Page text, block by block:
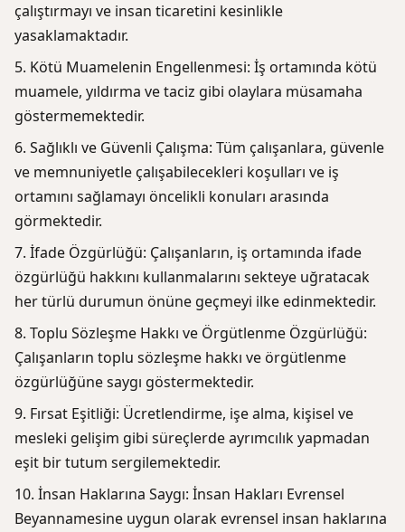
çalıştırmayı ve insan ticaretini kesinlikle
yasaklamaktadır.
Kötü Muamelenin Engellenmesi: İş ortamında kötü
muamele, yıldırma ve taciz gibi olaylara müsamaha
göstermemektedir.
Sağlıklı ve Güvenli Çalışma: Tüm çalışanlara, güvenle
ve memnuniyetle çalışabilecekleri koşulları ve iş
ortamını sağlamayı öncelikli konuları arasında
görmektedir.
İfade Özgürlüğü: Çalışanların, iş ortamında ifade
özgürlüğü hakkını kullanmalarını sekteye uğratacak
her türlü durumun önüne geçmeyi ilke edinmektedir.
Toplu Sözleşme Hakkı ve Örgütlenme Özgürlüğü:
Çalışanların toplu sözleşme hakkı ve örgütlenme
özgürlüğüne saygı göstermektedir.
Fırsat Eşitliği: Ücretlendirme, işe alma, kişisel ve
mesleki gelişim gibi süreçlerde ayrımcılık yapmadan
eşit bir tutum sergilemektedir.
İnsan Haklarına Saygı: İnsan Hakları Evrensel
Beyannamesine uygun olarak evrensel insan haklarına